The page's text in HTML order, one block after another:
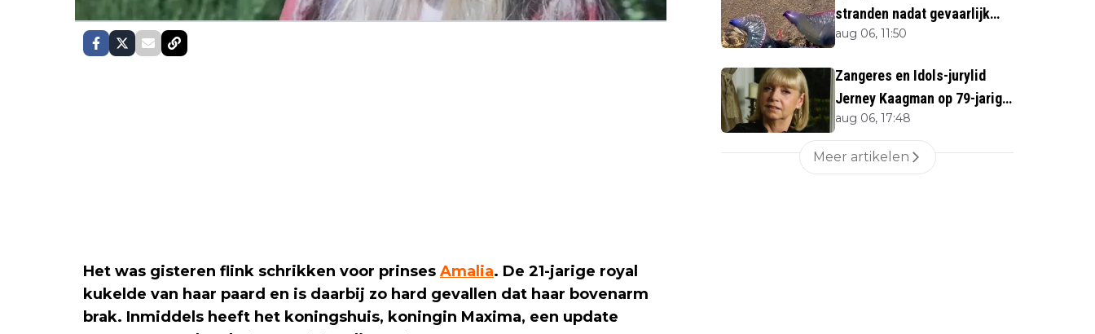
Het was gisteren flink schrikken voor prinses Amalia. De 21-jarige royal
kukelde van haar paard en is daarbij zo hard gevallen dat haar bovenarm
brak. Inmiddels heeft het koningshuis, koningin Maxima, een update
stranden nadat gevaarlijk
zeedier opduikt
aug 06, 11:50
Zangeres en Idols-jurylid
Jerney Kaagman op 79-jarige
leeftijd overleden
aug 06, 17:48
Meer artikelen